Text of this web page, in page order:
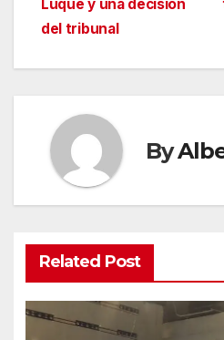
Luque y una decisión
del tribunal
By
Related Post